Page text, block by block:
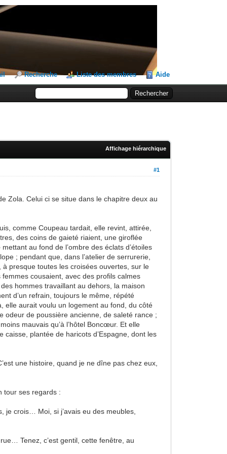
Recherche Liste des membres Aide
Affichage hiérarchique
#1
Zola. Celui ci se situe dans le chapitre deux au
comme Coupeau tardait, elle revint, attirée,
des coins de gaieté riaient, une giroflée
au fond de l’ombre des éclats d’étoiles
; pendant que, dans l’atelier de serrurerie,
presque toutes les croisées ouvertes, sur le
cousaient, avec des profils calmes
hommes travaillant au dehors, la maison
d’un refrain, toujours le même, répété
elle aurait voulu un logement au fond, du côté
odeur de poussière ancienne, de saleté rance ;
mauvais qu’à l’hôtel Boncœur. Et elle
plantée de haricots d’Espagne, dont les
une histoire, quand je ne dîne pas chez eux,
tour ses regards :
je crois… Moi, si j’avais eu des meubles,
Tenez, c’est gentil, cette fenêtre, au